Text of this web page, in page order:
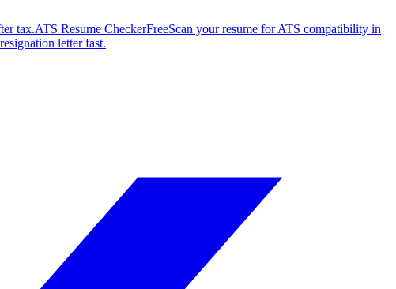
tax.ATS Resume CheckerFreeScan your resume for ATS compatibility in
letter fast.